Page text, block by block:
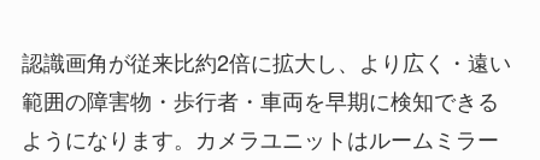
認識画角が従来比約2倍に拡大し、より広く・遠い
範囲の障害物・歩行者・車両を早期に検知できる
ようになります。カメラユニットはルームミラー